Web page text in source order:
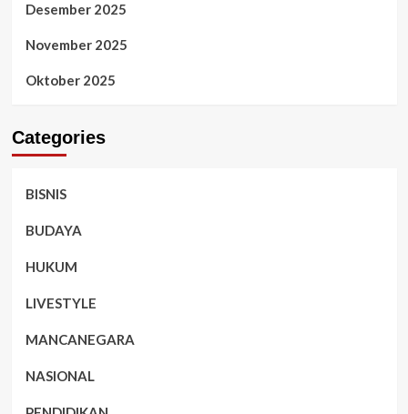
Desember 2025
November 2025
Oktober 2025
Categories
BISNIS
BUDAYA
HUKUM
LIVESTYLE
MANCANEGARA
NASIONAL